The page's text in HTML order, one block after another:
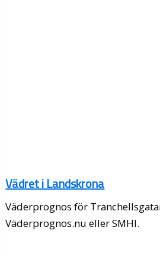
Vädret i Landskrona
Väderprognos för
Väderprognos.nu eller SMHI.